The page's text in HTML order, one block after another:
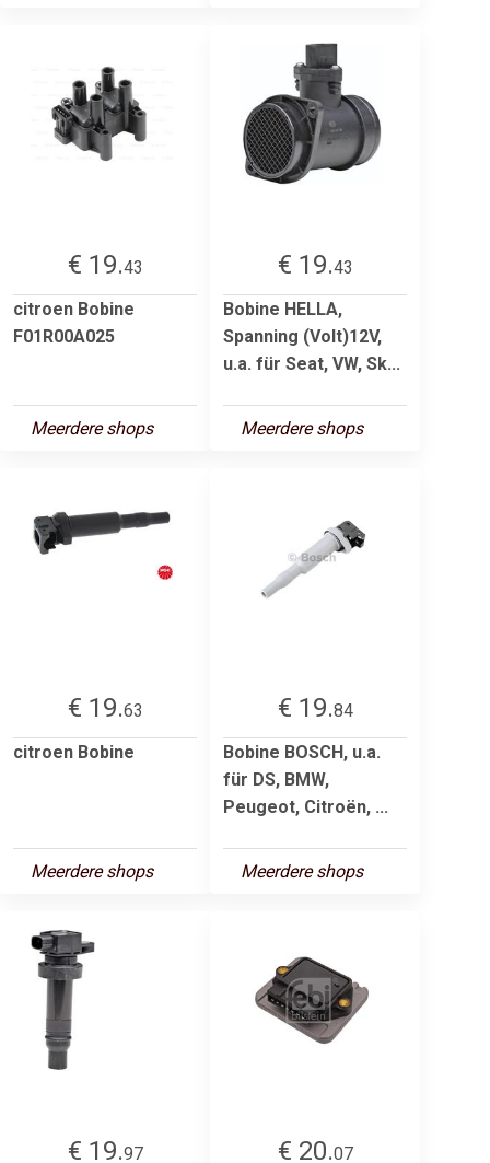
€ 19.43
citroen Bobine
F01R00A025
Meerdere shops
€ 19.43
Bobine HELLA,
Spanning (Volt)12V,
u.a. für Seat, VW, Sk...
Meerdere shops
€ 19.63
citroen Bobine
Meerdere shops
€ 19.84
Bobine BOSCH, u.a.
für DS, BMW,
Peugeot, Citroën, ...
Meerdere shops
€ 19.97 € 20.07